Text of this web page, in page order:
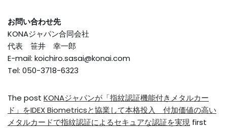
お問い合わせ先
KONAジャパン合同会社
代表 笹井 幸一郎
E-mail: koichiro.sasai@konai.com
Tel: 050-3718-6323
The post KONAジャパンが「指紋認証機能付きメタルカー
ド」をIDEX Biometricsと協業して本格投入 付加価値の高い
メタルカードで指紋認証によるセキュアな認証を実現 first